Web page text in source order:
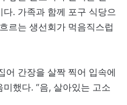
. 가족과 함께 포구 식당으
르는 생선회가 먹음직스럽
어 간장을 살짝 찍어 입속에
했다. “음, 살아있는 고소